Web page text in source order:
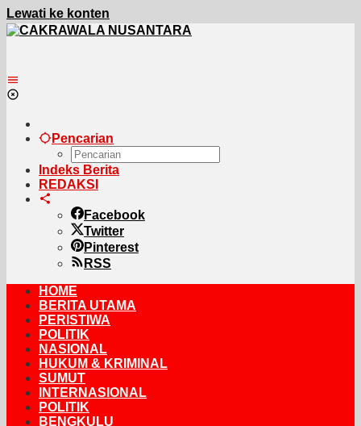
Lewati ke konten
Pencarian
Indeks Berita
REDAKSI
Facebook
Twitter
Pinterest
RSS
HOME
BERITA UTAMA
PERISTIWA
POLITIK
NASIONAL
HUKUM & KRIMINAL
SUMUT
INTERNASIONAL
POLITIK
BENGKULU